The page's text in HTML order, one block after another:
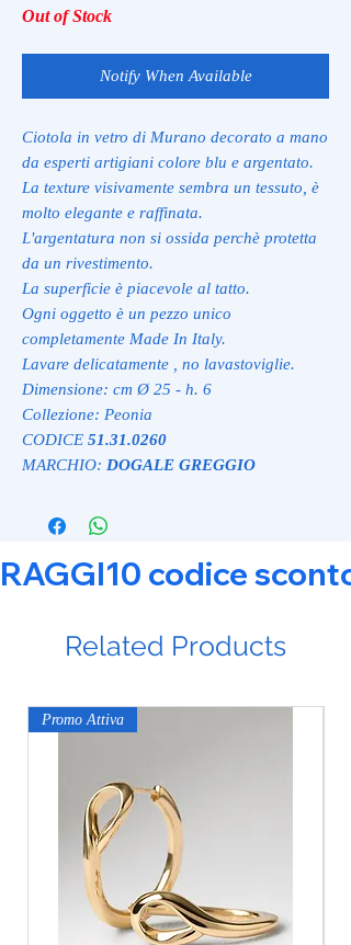
Out of Stock
Notify When Available
Ciotola in vetro di Murano decorato a mano
da esperti artigiani colore blu e argentato.
La texture visivamente sembra un tessuto, è
molto elegante e raffinata.
L'argentatura non si ossida perchè protetta
da un rivestimento.
La superficie è piacevole al tatto.
Ogni oggetto è un pezzo unico
completamente Made In Italy.
Lavare delicatamente , no lavastoviglie.
Dimensione: cm Ø 25 - h. 6
Collezione: Peonia
CODICE 51.31.0260
MARCHIO: DOGALE GREGGIO
RAGGI10 codice
Related Products
Promo Attiva